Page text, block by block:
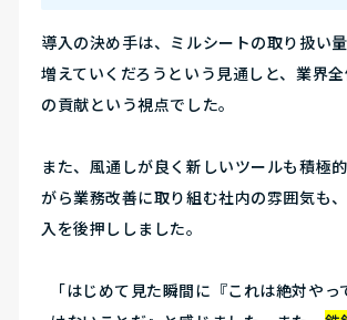
導入の決め手は、ミルシートの取り扱い
増えていくだろうという見通しと、業界
の貢献という視点でした。
また、風通しが良く新しいツールも積極
がら業務改善に取り組む社内の雰囲気も
入を後押ししました。
「はじめて見た瞬間に『これは絶対やっ